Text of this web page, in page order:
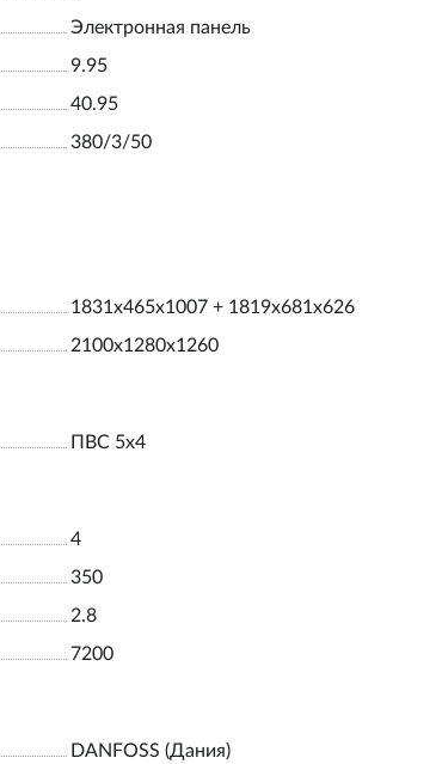
Электронная панель
9.95
40.95
380/3/50
1831x465x1007 + 1819x681x626
2100x1280x1260
ПВС 5х4
4
350
2.8
7200
DANFOSS (Дания)